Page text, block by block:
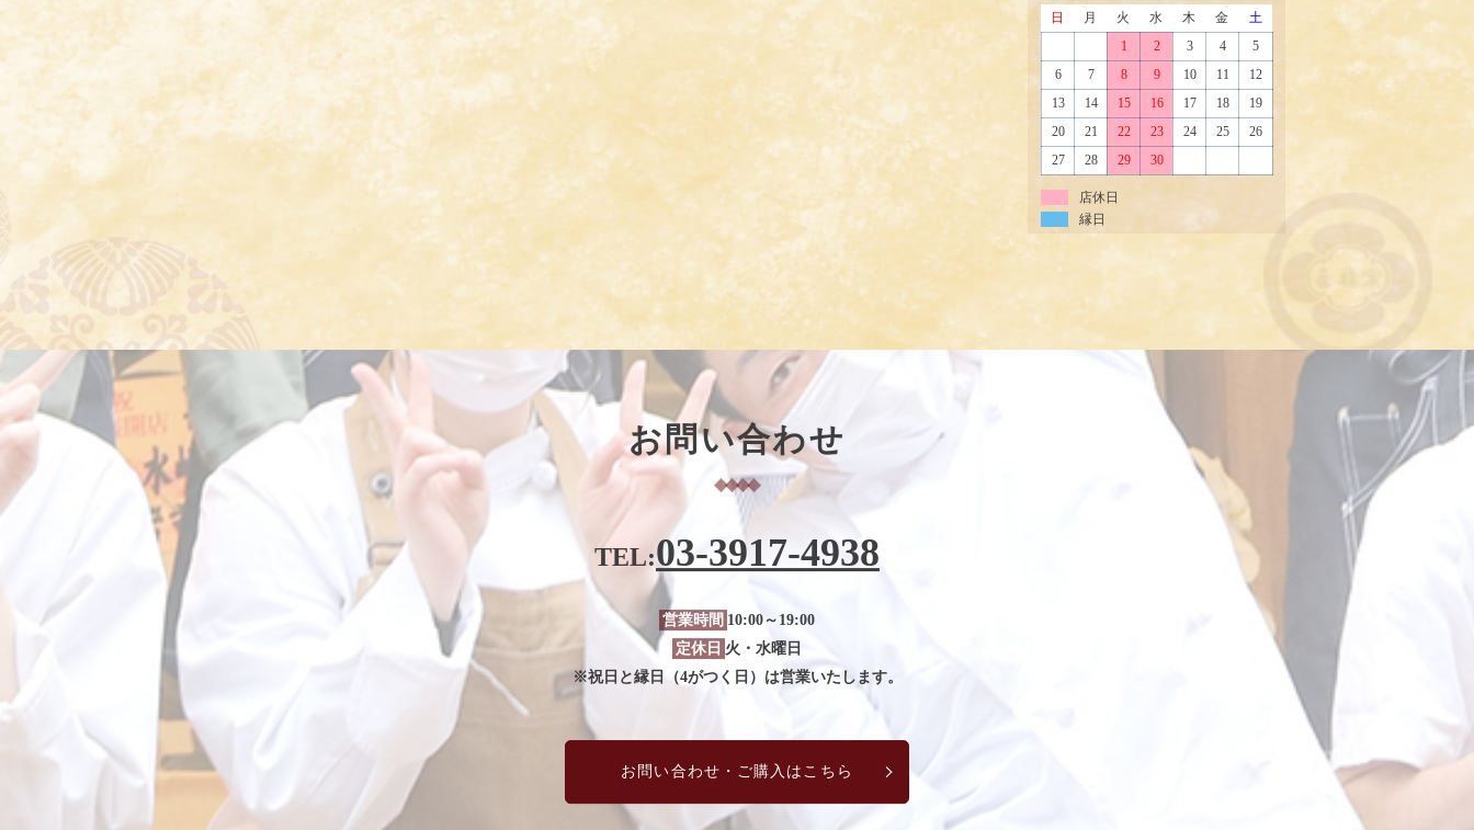
日
月 火 水 木 金
土
1
2 3 4
5
6
7 8 9 10 11
12
13
14 15 16 17 18
19
20
21 22 23 24 25
26
27
28 29 30
店休日
縁日
お問い合わせ
TEL:03-3917-4938
営業時間 10:00～19:00
定休日 火・水曜日
※祝日と縁日（4がつく日）は営業いたします。
お問い合わせ・ご購入はこちら